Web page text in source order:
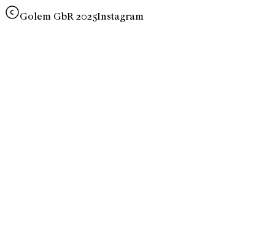
Golem GbR 2025Instagram